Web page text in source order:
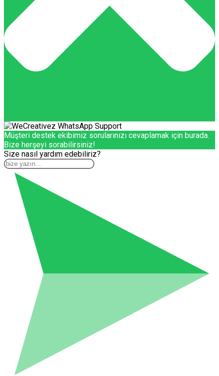
Müşteri destek ekibimiz sorularınızı cevaplamak için burada.
Bize herşeyi sorabilirsiniz!
Size nasıl yardım edebiliriz?